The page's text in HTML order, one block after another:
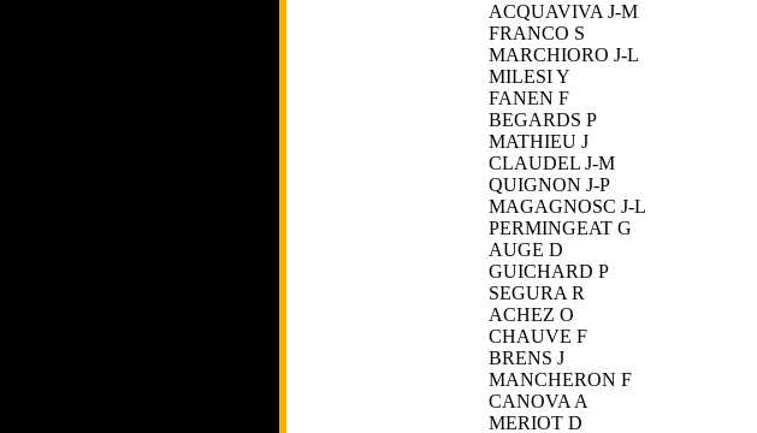
ACQUAVIVA J-M
FRANCO S
MARCHIORO J-L
MILESI Y
FANEN F
BEGARDS P
MATHIEU J
CLAUDEL J-M
QUIGNON J-P
MAGAGNOSC J-L
PERMINGEAT G
AUGE D
GUICHARD P
SEGURA R
ACHEZ O
CHAUVE F
BRENS J
MANCHERON F
CANOVA A
MERIOT D